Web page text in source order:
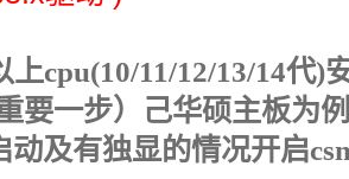
上cpu(10/11/12/13/14代)
要一步）己华硕主板为
动及有独显的情况开启